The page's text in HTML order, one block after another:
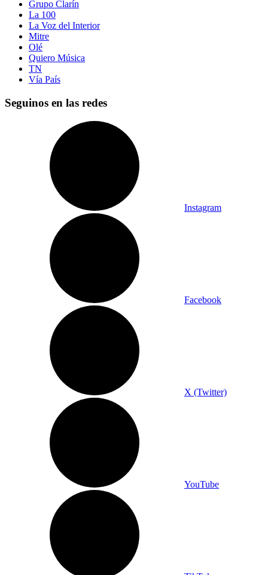
Grupo Clarín
La 100
La Voz del Interior
Mitre
Olé
Quiero Música
TN
Vía País
Seguinos en las redes
Instagram
Facebook
X (Twitter)
YouTube